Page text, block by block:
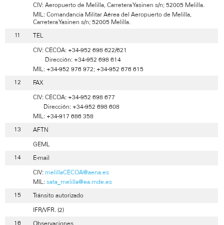
CIV: Aeropuerto de Melilla, Carretera Yasinen s/n; 52005 Melilla.
MIL: Comandancia Militar Aérea del Aeropuerto de Melilla,
Carretera Yasinen s/n; 52005 Melilla.
TEL
CIV: CECOA: +34-952 698 622/621
Dirección: +34-952 698 614
MIL: +34-952 976 972; +34-952 676 615
FAX
CIV: CECOA: +34-952 698 677
Dirección: +34-952 698 608
MIL: +34-917 686 358
AFTN
GEML
E-mail
CIV: melillaCECOA@aena.es
MIL: sata_melilla@ea.mde.es
Tránsito autorizado
IFR/VFR. (2)
Observaciones